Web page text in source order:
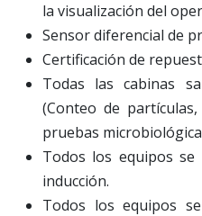
la visualización del
Sensor diferencial de
Certificación de
Todas las cabinas
(Conteo de
pruebas
Todos los equipos
inducción.
Todos los equipos